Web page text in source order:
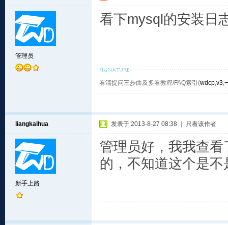
管理员
看下mysql的安装日
看清提问三步曲及多看教程/FAQ索引(wdcp,v3,
liangkaihua
新手上路
发表于 2013-8-27 08:38 只看该作者
管理员好，我我查
的，不知道这个是不